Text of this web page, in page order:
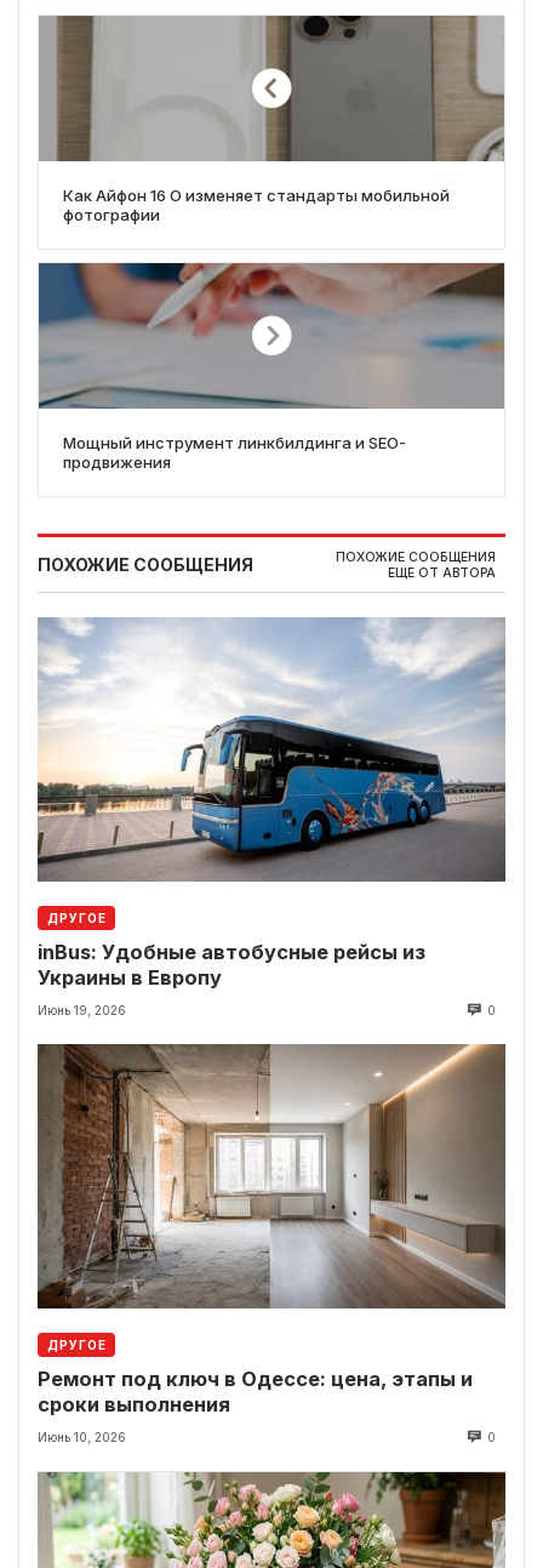
Как Айфон 16 О изменяет стандарты мобильной
фотографии
Мощный инструмент линкбилдинга и SEO-
продвижения
ПОХОЖИЕ СООБЩЕНИЯ
ПОХОЖИЕ СООБЩЕНИЯ
ЕЩЕ ОТ АВТОРА
ДРУГОЕ
inBus: Удобные автобусные рейсы из
Украины в Европу
Июнь 19, 2026 0
ДРУГОЕ
Ремонт под ключ в Одессе: цена, этапы и
сроки выполнения
Июнь 10, 2026 0